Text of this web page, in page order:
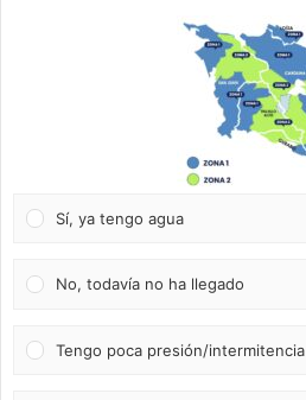
Sí, ya tengo agua
No, todavía no ha llegado
Tengo poca presión/intermitencia